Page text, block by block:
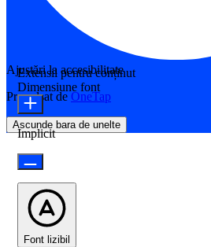
Ajustări la accesibilitate
Propulsat de OneTap
Ascunde bara de unelte
Extensii pentru conținut
Dimensiune font
Implicit
Font lizibil